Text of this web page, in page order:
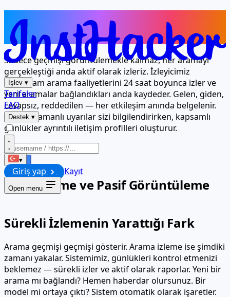
İşlev ▾
Tarifeler
FAQ
Destek ▾
▾
Giriş yap Kayıt
Open menu
Yaptıkları Her Arama 24/7 Gözetim
Altında
Sadece geçmişi görüntülemekle kalmaz, her aramayı
gerçekleştiği anda aktif olarak izleriz. İzleyicimiz
Instagram arama faaliyetlerini 24 saat boyunca izler ve
yeni aramalar bağlandıkları anda kaydeder. Gelen, giden,
cevapsız, reddedilen — her etkileşim anında belgelenir.
Gerçek zamanlı uyarılar sizi bilgilendirirken, kapsamlı
günlükler ayrıntılı iletişim profilleri oluşturur.
Başlat
Aktif İzleme ve Pasif Görüntüleme
Sürekli İzlemenin Yarattığı Fark
Arama geçmişi geçmişi gösterir. Arama izleme ise şimdiki
zamanı yakalar. Sistemimiz, günlükleri kontrol etmenizi
beklemez — sürekli izler ve aktif olarak raporlar. Yeni bir
arama mı bağlandı? Hemen haberdar olursunuz. Bir
model mi ortaya çıktı? Sistem otomatik olarak işaretler.